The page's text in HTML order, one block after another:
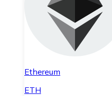
Ethereum
ETH